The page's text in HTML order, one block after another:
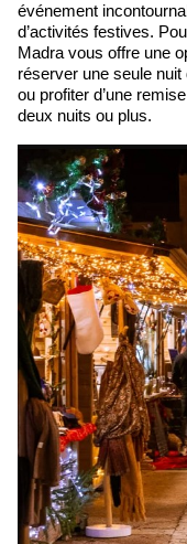
événement
d’activités festives.
Madra vous offre une
réserver une seule
ou profiter d’une
deux nuits ou plus.